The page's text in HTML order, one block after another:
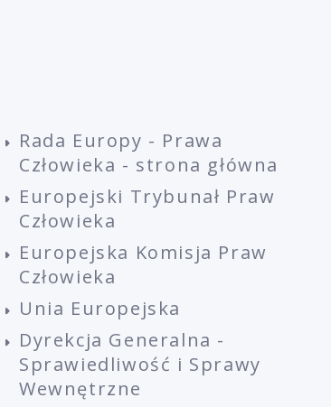
Rada Europy - Prawa
Człowieka - strona główna
Europejski Trybunał Praw
Człowieka
Europejska Komisja Praw
Człowieka
Unia Europejska
Dyrekcja Generalna -
Sprawiedliwość i Sprawy
Wewnętrzne